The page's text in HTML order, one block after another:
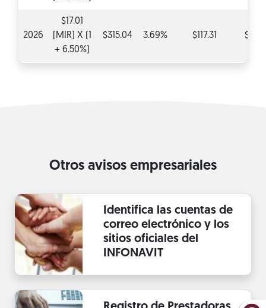
2026
$17.01
[MIR] X (1
+ 6.50%)
$315.04 3.69% $117.31
Otros avisos empresariales
Identifica las cuentas de
correo electrónico y los
sitios oficiales del
INFONAVIT